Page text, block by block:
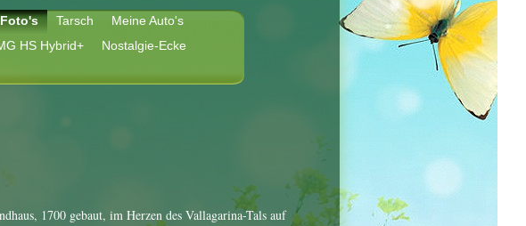
Foto's Tarsch
Meine Auto's
HS Hybrid+
Nostalgie-Ecke
1700 gebaut, im Herzen des Vallagarina-Tals auf